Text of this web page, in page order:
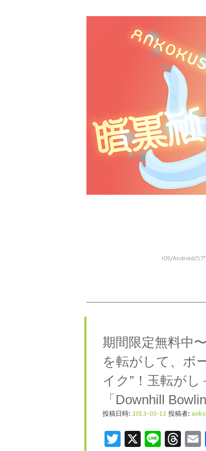
iOS/Androidの
メニュー
期間限定無料中
を転がして、ボ
イク”！玉転が
「Downhill
投稿日時: 2013-03-12 投稿者: anko
Twitter
X Line